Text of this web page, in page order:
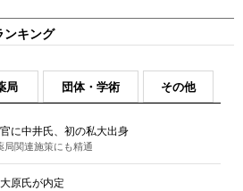
ンキング
局 団体・学術 その他
に中井氏、初の私大出身
局関連施策にも精通
原氏が内定